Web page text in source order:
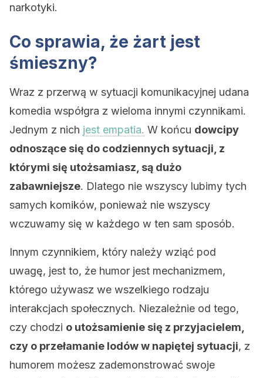
narkotyki.
Co sprawia, że żart jest
śmieszny?
Wraz z przerwą w sytuacji komunikacyjnej udana
komedia współgra z wieloma innymi czynnikami.
Jednym z nich jest empatia. W końcu dowcipy
odnoszące się do codziennych sytuacji, z
którymi się utożsamiasz, są dużo
zabawniejsze. Dlatego nie wszyscy lubimy tych
samych komików, ponieważ nie wszyscy
wczuwamy się w każdego w ten sam sposób.
Innym czynnikiem, który należy wziąć pod
uwagę, jest to, że humor jest mechanizmem,
którego używasz we wszelkiego rodzaju
interakcjach społecznych. Niezależnie od tego,
czy chodzi o utożsamienie się z przyjacielem,
czy o przełamanie lodów w napiętej sytuacji, z
humorem możesz zademonstrować swoje